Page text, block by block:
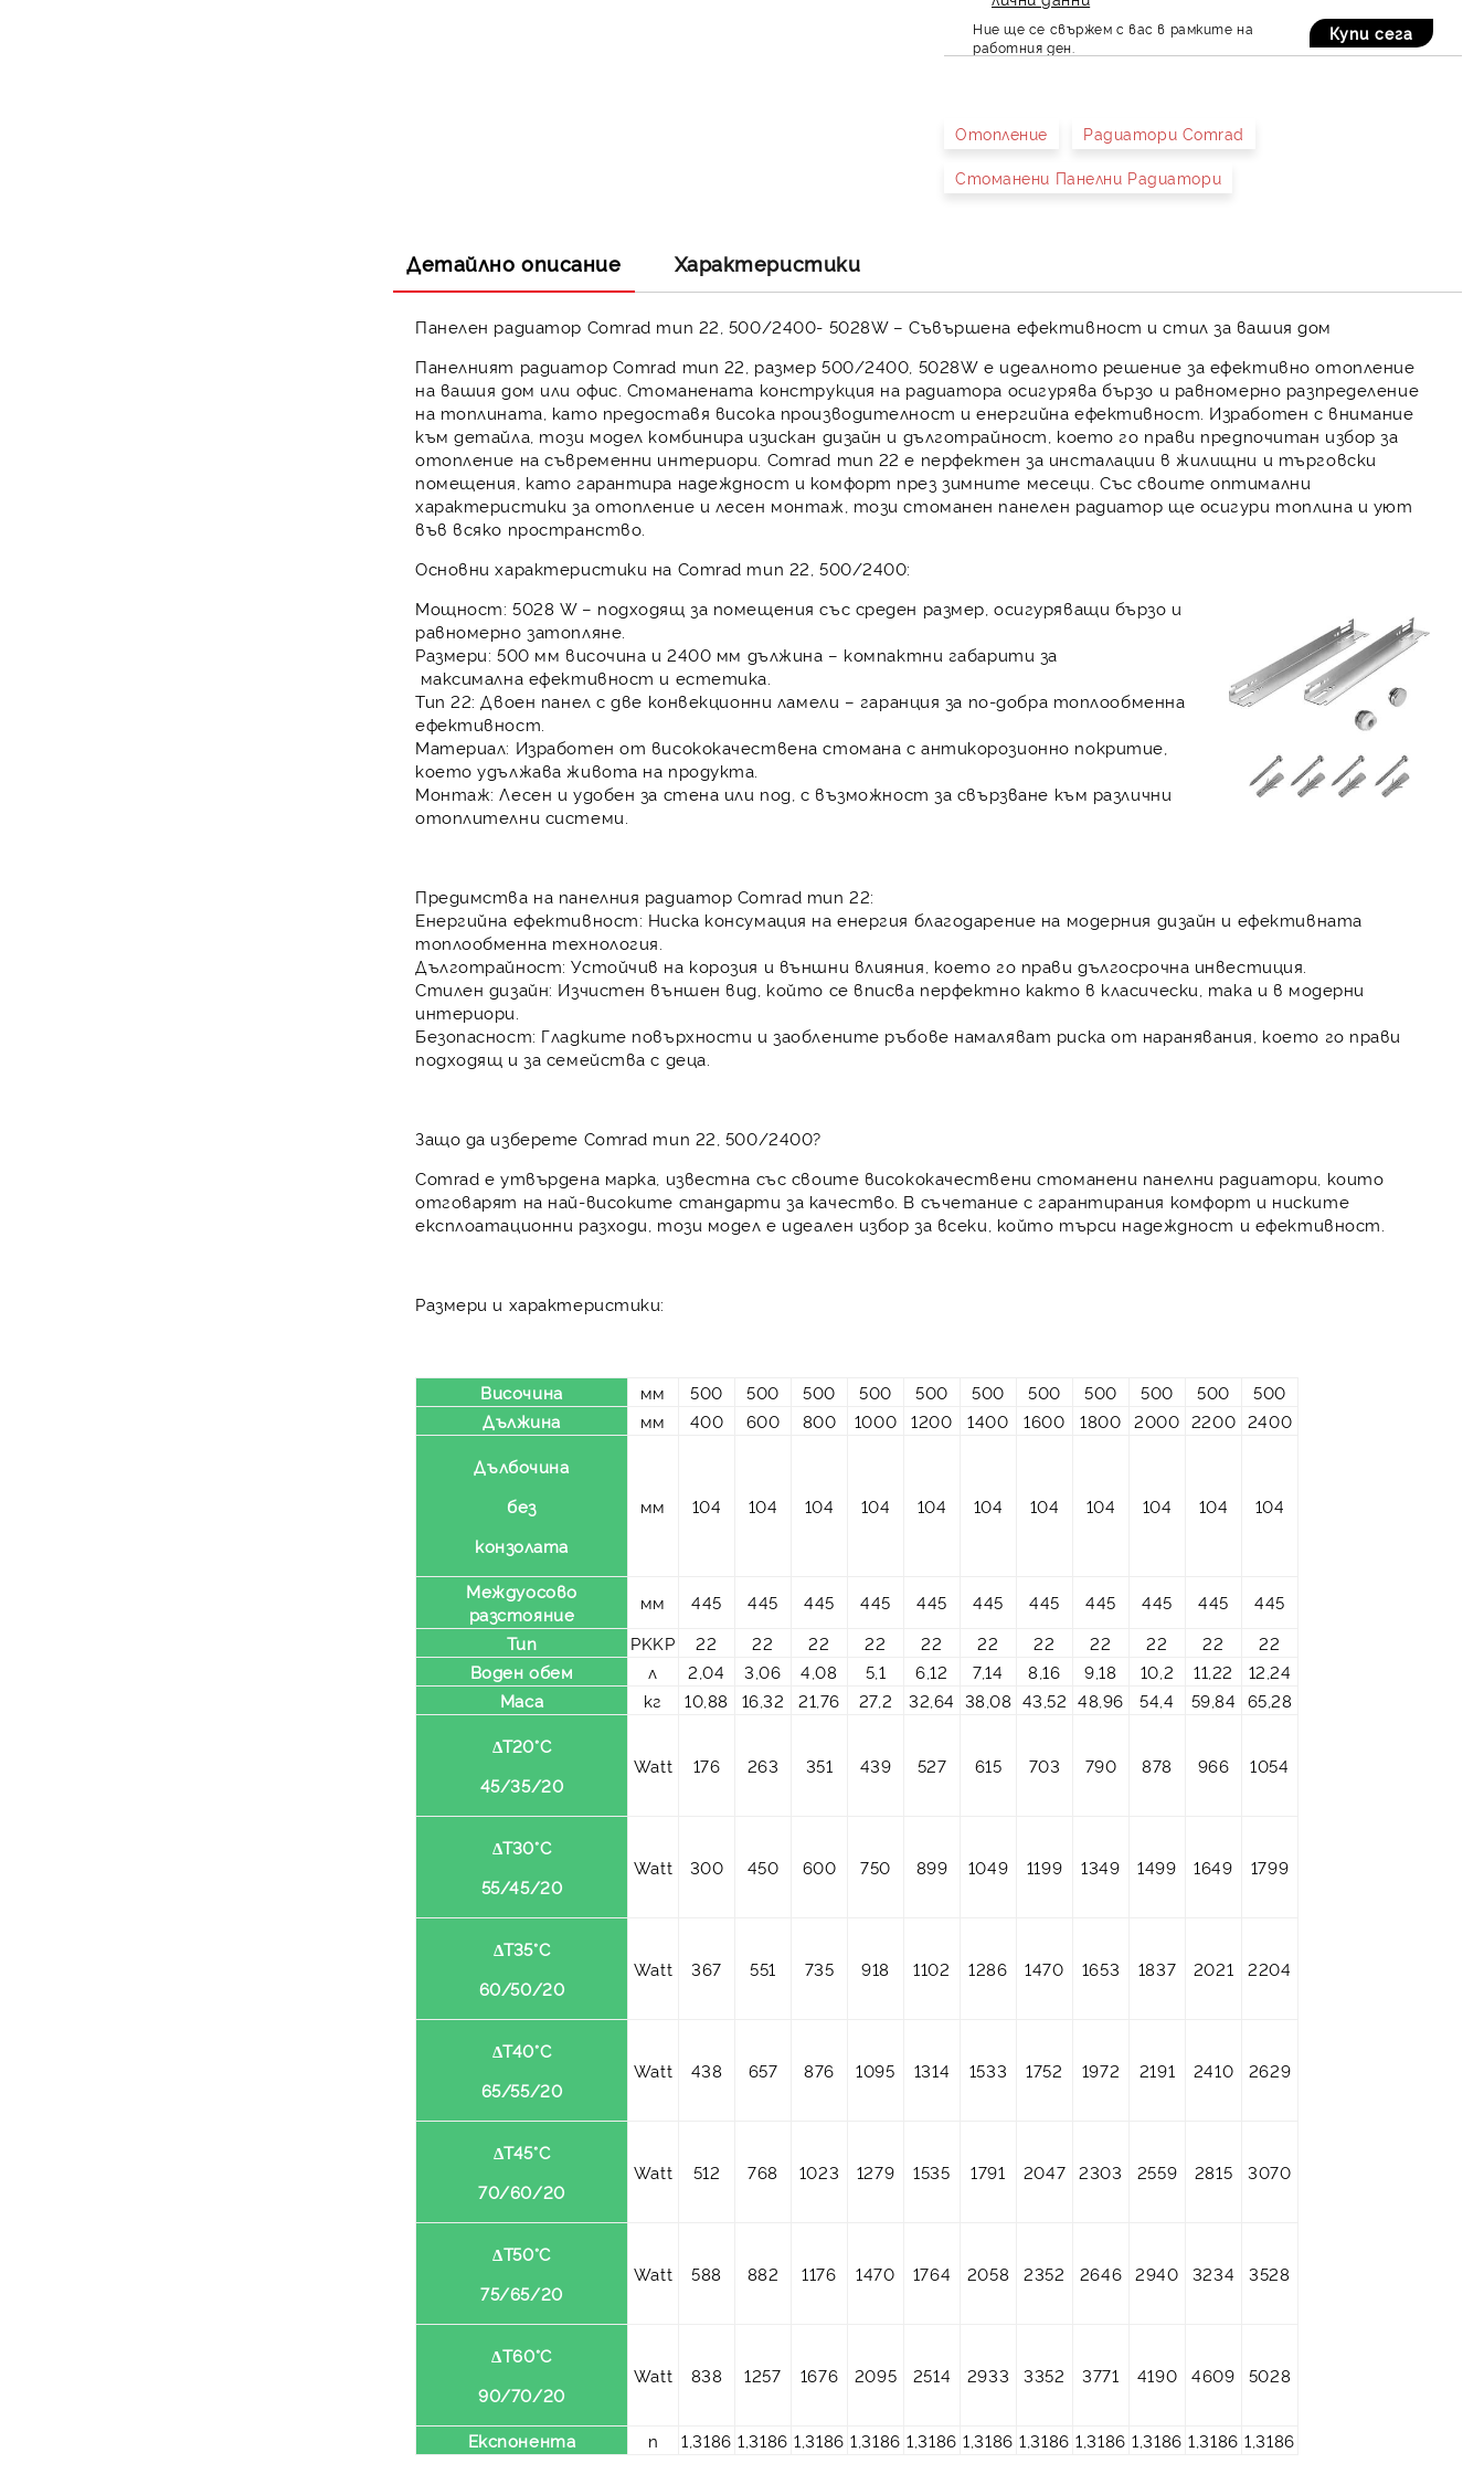
Ние ще се свържем с вас в рамките на
работния ден.
Отопление Радиатори Comrad
Стоманени Панелни Радиатори
Детайлно описание Характеристики
Панелен радиатор Comrad тип 22, 500/2400- 5028W – Съвършена ефективност и стил за вашия дом
Панелният радиатор Comrad тип 22, размер 500/2400, 5028W е идеалното решение за ефективно отопление
на вашия дом или офис. Стоманената конструкция на радиатора осигурява бързо и равномерно разпределение
на топлината, като предоставя висока производителност и енергийна ефективност. Изработен с внимание
към детайла, този модел комбинира изискан дизайн и дълготрайност, което го прави предпочитан избор за
отопление на съвременни интериори. Comrad тип 22 е перфектен за инсталации в жилищни и търговски
помещения, като гарантира надеждност и комфорт през зимните месеци. Със своите оптимални
характеристики за отопление и лесен монтаж, този стоманен панелен радиатор ще осигури топлина и уют
във всяко пространство.
Основни характеристики на Comrad тип 22, 500/2400:
Мощност: 5028 W – подходящ за помещения със среден размер, осигуряващи бързо и
равномерно затопляне.
Размери: 500 мм височина и 2400 мм дължина – компактни габарити за
максимална ефективност и естетика.
Тип 22: Двоен панел с две конвекционни ламели – гаранция за по-добра топлообменна
ефективност.
Материал: Изработен от висококачествена стомана с антикорозионно покритие,
което удължава живота на продукта.
Монтаж: Лесен и удобен за стена или под, с възможност за свързване към различни
отоплителни системи.
Предимства на панелния радиатор Comrad тип 22:
Енергийна ефективност: Ниска консумация на енергия благодарение на модерния дизайн и ефективната
топлообменна технология.
Дълготрайност: Устойчив на корозия и външни влияния, което го прави дългосрочна инвестиция.
Стилен дизайн: Изчистен външен вид, който се вписва перфектно както в класически, така и в модерни
интериори.
Безопасност: Гладките повърхности и заоблените ръбове намаляват риска от наранявания, което го прави
подходящ и за семейства с деца.
Защо да изберете Comrad тип 22, 500/2400?
Comrad е утвърдена марка, известна със своите висококачествени стоманени панелни радиатори, които
отговарят на най-високите стандарти за качество. В съчетание с гарантирания комфорт и ниските
експлоатационни разходи, този модел е идеален избор за всеки, който търси надеждност и ефективност.
Размери и характеристики:
Височина мм 500 500 500 500 500 500 500 500 500 500
500
Дължина
мм 400 600 800 1000 1200 1400 1600 1800 2000 2200 2400
Дълбочина
без
конзолата
мм 104 104 104 104 104 104 104 104 104 104 104
Междуосово
разстояние
мм 445 445 445 445 445 445 445 445 445 445
445
Тип
PKKP 22 22 22 22 22 22 22 22 22 22
22
Воден обем
л 2,04 3,06 4,08 5,1 6,12 7,14 8,16 9,18 10,2 11,22
12,24
Маса
кг 10,88 16,32 21,76 27,2 32,64 38,08 43,52 48,96 54,4 59,84 65,28
ΔT20°C
45/35/20
Watt 176 263 351 439 527 615 703 790 878 966 1054
ΔT30°C
55/45/20
Watt 300 450 600 750 899 1049 1199 1349 1499 1649 1799
ΔT35°C
60/50/20
Watt 367 551 735 918 1102 1286 1470 1653 1837 2021 2204
ΔT40°C
65/55/20
Watt 438 657 876 1095 1314 1533 1752 1972 2191 2410 2629
ΔT45°C
70/60/20
Watt 512 768 1023 1279 1535 1791 2047 2303 2559 2815 3070
ΔT50°C
75/65/20
Watt 588 882 1176 1470 1764 2058 2352 2646 2940 3234 3528
ΔT60°C
90/70/20
Watt 838 1257 1676 2095 2514 2933 3352 3771 4190 4609 5028
Експонента n 1,3186 1,3186 1,3186 1,3186 1,3186 1,3186 1,3186 1,3186 1,3186 1,3186 1,3186